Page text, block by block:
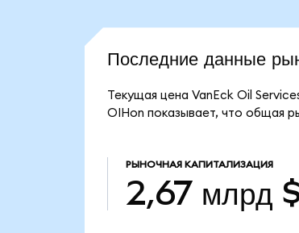
Последние данные
Текущая цена VanEck Oil
OIHon показывает, что общая
РЫНОЧНАЯ КАПИТАЛИЗАЦИЯ
2,67 млрд